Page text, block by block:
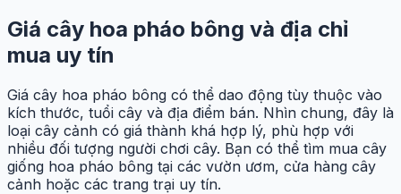
Giá cây hoa pháo bông và địa chỉ
mua uy tín
Giá cây hoa pháo bông có thể dao động tùy thuộc vào
kích thước, tuổi cây và địa điểm bán. Nhìn chung, đây là
loại cây cảnh có giá thành khá hợp lý, phù hợp với
nhiều đối tượng người chơi cây. Bạn có thể tìm mua cây
giống hoa pháo bông tại các vườn ươm, cửa hàng cây
cảnh hoặc các trang trại uy tín.